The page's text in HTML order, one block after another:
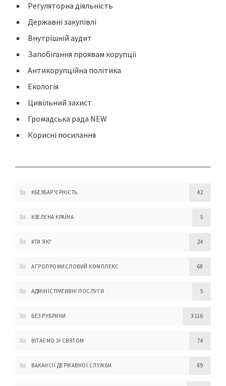
Регуляторна діяльність
Державні закупівлі
Внутрішній аудит
Запобігання проявам корупції
Антикорупційна політика
Екологія
Цивільний захист
Громадська рада NEW
Корисні посилання
#БЕЗБАР'ЄРНІСТЬ 42
#ЗЕЛЕНА КРАЇНА 5
#ТИ ЯК? 24
АГРОПРОМИСЛОВИЙ КОМПЛЕКС 68
АДМІНІСТРАТИВНІ ПОСЛУГИ 5
БЕЗ РУБРИКИ 3 116
ВІТАЄМО ЗІ СВЯТОМ 74
ВАКАНСІЇ ДЕРЖАВНОЇ СЛУЖБИ 89